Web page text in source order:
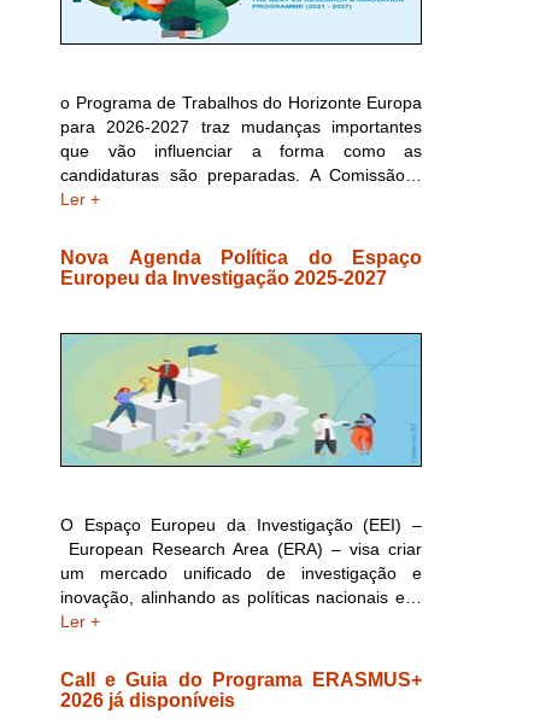
o Programa de Trabalhos do Horizonte Europa
para 2026-2027 traz mudanças importantes
que vão influenciar a forma como as
candidaturas são preparadas. A Comissão…
Ler +
Nova Agenda Política do Espaço
Europeu da Investigação 2025-2027
O Espaço Europeu da Investigação (EEI) –
European Research Area (ERA) – visa criar
um mercado unificado de investigação e
inovação, alinhando as políticas nacionais e…
Ler +
Call e Guia do Programa ERASMUS+
2026 já disponíveis